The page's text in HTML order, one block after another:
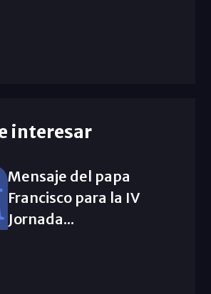
interesar
Mensaje del papa
Francisco para la IV
Jornada...